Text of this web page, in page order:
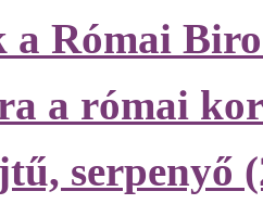
a Római
a római
serpenyő